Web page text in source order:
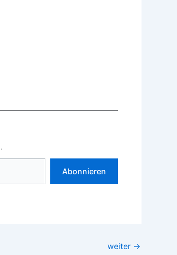
Abonnieren
weiter →